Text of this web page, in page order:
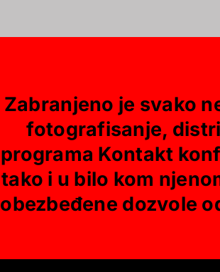
Zabranjeno je svako
fotografisanje,
programa Kontakt
tako i u bilo kom
obezbeđene dozvole